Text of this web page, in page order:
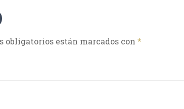
obligatorios están marcados con *